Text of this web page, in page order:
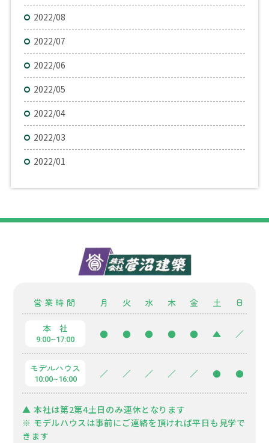
2022/08
2022/07
2022/06
2022/05
2022/04
2022/03
2022/01
営業時間 月 火 水 木 金 土 日
本 社
9:00~17:00 ● ● ● ● ● ▲ ／
モデルハウス
10:00~16:00 ／ ／ ／ ／ ／ ● ●
▲ 本社は第2第4土日のみ連休となります
※ モデルハウスは事前にご連絡を頂ければ平日も見学で
きます